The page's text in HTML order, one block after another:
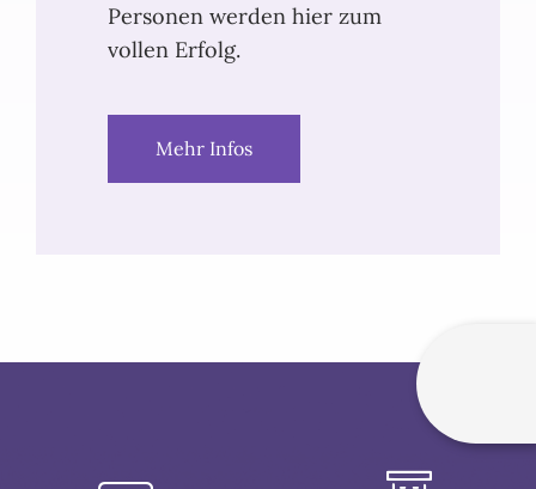
Personen werden hier zum
vollen Erfolg.
Mehr Infos